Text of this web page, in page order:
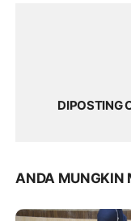
DIPOSTING
ANDA MUNGKIN